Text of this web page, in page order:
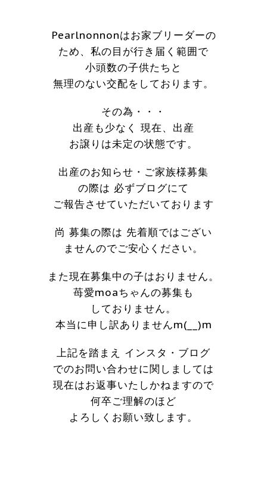
Pearlnonnonはお家ブリーダーの
ため、私の目が行き届く範囲で
小頭数の子供たちと
無理のない交配をしております。
その為・・・
出産も少なく 現在、出産
お譲りは未定の状態です。
出産のお知らせ・ご家族様募集
の際は 必ずブログにて
ご報告させていただいております
尚 募集の際は 先着順ではござい
ませんのでご安心ください。
また現在募集中の子はおりません。
苺愛moaちゃんの募集も
しておりません。
本当に申し訳ありませんm(__)m
上記を踏まえ インスタ・ブログ
でのお問い合わせに関しましては
現在はお返事いたしかねますので
何卒ご理解のほど
よろしくお願い致します。